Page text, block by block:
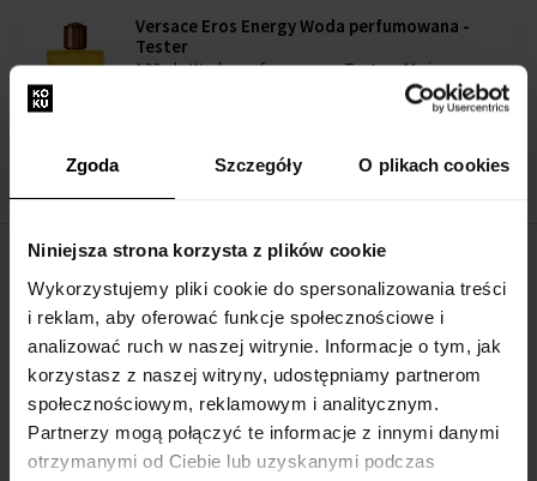
Zgoda Szczegóły O plikach cookies
Niniejsza strona korzysta z plików cookie
Wykorzystujemy pliki cookie do spersonalizowania treści
i reklam, aby oferować funkcje społecznościowe i
analizować ruch w naszej witrynie. Informacje o tym, jak
korzystasz z naszej witryny, udostępniamy partnerom
społecznościowym, reklamowym i analitycznym.
Partnerzy mogą połączyć te informacje z innymi danymi
otrzymanymi od Ciebie lub uzyskanymi podczas
Versace Eros Energy Woda perfumowana -
Tester
100ml - Woda perfumowana - Tester - Mężczyzn
219,00 zł
OPIS
Versace Eros Energy czerpie inspirację z oszałamiającego piękna
wybrzeża Morza Śródziemnego, oddając atmosferę beztroskich,
letnich dni. To zapach emanujący świeżością natury, wolnością i
wyrafinowanym luksusem w stylu Versace. Symbolizuje siłę,
pewność siebie i harmonijną energię.